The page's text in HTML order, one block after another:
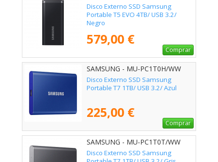
Disco Externo SSD Samsung
Portable T5 EVO 4TB/ USB 3.2/
Negro
579,00 €
Comprar
SAMSUNG - MU-PC1T0H/WW
Disco Externo SSD Samsung
Portable T7 1TB/ USB 3.2/ Azul
225,00 €
Comprar
SAMSUNG - MU-PC1T0T/WW
Disco Externo SSD Samsung